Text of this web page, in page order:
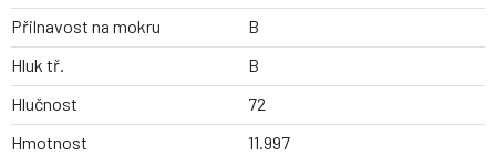
Přilnavost na mokru
B
Hluk tř.
B
Hlučnost
72
Hmotnost
11.997